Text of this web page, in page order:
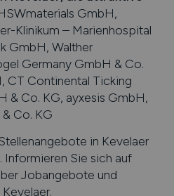
GmbH,
Klinikum – Marienhospital
GmbH, Walther
Germany GmbH & Co.
CT Continental Ticking
& Co. KG, ayxesis GmbH,
Co. KG
in Kevelaer
Informieren Sie sich auf
Jobangebote und
Kevelaer.